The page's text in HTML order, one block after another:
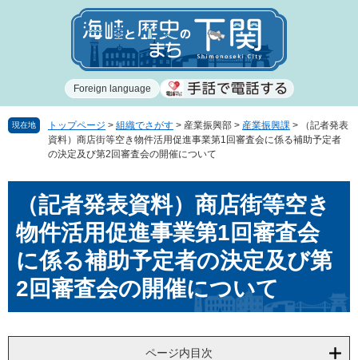
で
ば
Foreign language
現在地 トップページ > 組織でさがす > 産業振興部 > 産業振興課 >
（記者発表
資料）商店街等空き物件活用促進事業第1回審査会に係る補助予定者
の決定及び第2回審査会の開催について
（記者発表資料）商店街等空き
物件活用促進事業第1回審査会
に係る補助予定者の決定及び第
2回審査会の開催について
ページ内目次